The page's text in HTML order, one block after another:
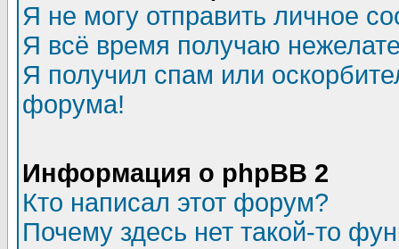
Я не могу отправить личное
Я всё время получаю
Я получил спам или
форума!
Информация о phpBB 2
Кто написал этот форум?
Почему здесь нет такой-то